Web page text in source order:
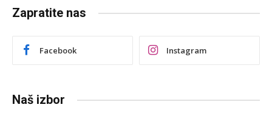
Zapratite nas
Facebook Instagram
Naš izbor